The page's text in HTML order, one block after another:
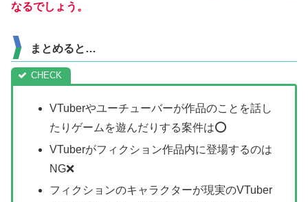
なるでしょう。
まとめると…
VTuberやユーチューバーが作品のことを話し
たりゲームを遊んだりする案件は⭕️
VTuberがフィクション作品内に登場するのは
NG❌️
フィクションのキャラクターが現実のVTuber